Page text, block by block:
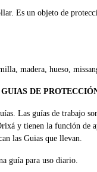
Es un objeto de
madera, hueso,
DE
Las guías de trabajo
y tienen la función de
las Guias que llevan.
guía para uso diario.